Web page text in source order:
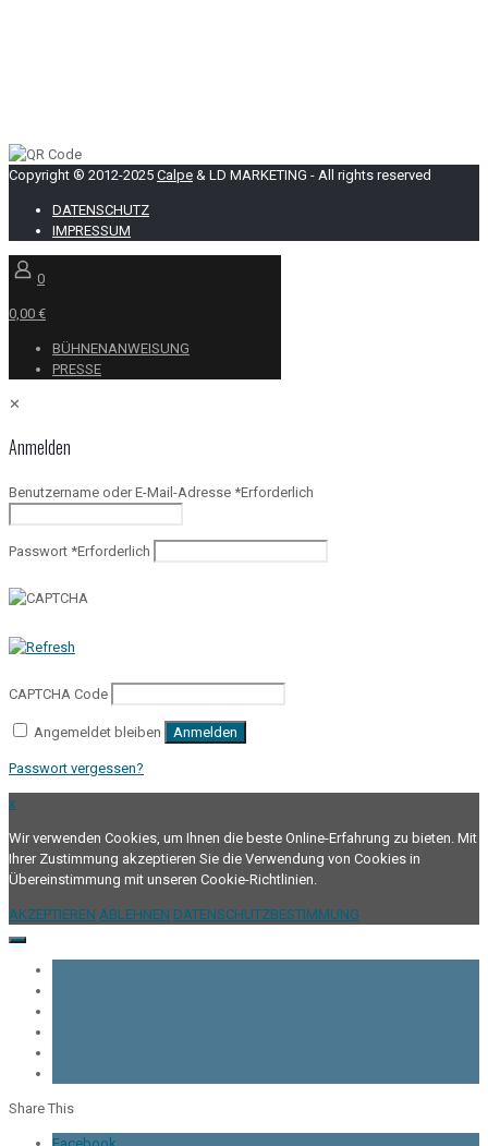
Copyright ® 2012-2025 Calpe & LD MARKETING - All rights reserved
DATENSCHUTZ
IMPRESSUM
0
0,00 €
BÜHNENANWEISUNG
PRESSE
✕
Anmelden
Benutzername oder E-Mail-Adresse *Erforderlich
Passwort *Erforderlich
CAPTCHA Code
Angemeldet bleiben Anmelden
Passwort vergessen?
x
Wir verwenden Cookies, um Ihnen die beste Online-Erfahrung zu bieten. Mit
Ihrer Zustimmung akzeptieren Sie die Verwendung von Cookies in
Übereinstimmung mit unseren Cookie-Richtlinien.
AKZEPTIEREN ABLEHNEN DATENSCHUTZBESTIMMUNG
Share This